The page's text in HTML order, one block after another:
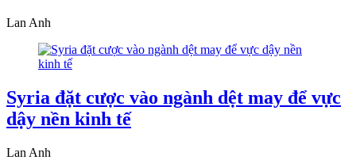
Lan Anh
Syria đặt cược vào ngành dệt may để vực
dậy nền kinh tế
Lan Anh